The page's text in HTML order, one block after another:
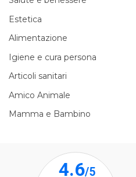
Estetica
Alimentazione
Igiene e cura persona
Articoli sanitari
Amico Animale
Mamma e Bambino